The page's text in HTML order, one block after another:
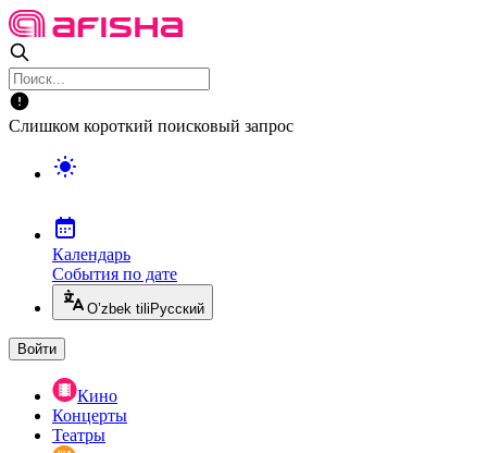
Слишком короткий поисковый запрос
Календарь
События по дате
O’zbek tili Русский
Войти
Кино
Концерты
Театры